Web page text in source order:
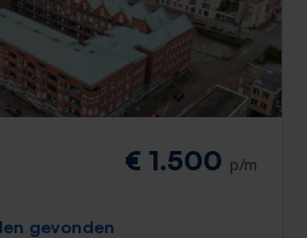
€ 1.500 p/m
gevonden